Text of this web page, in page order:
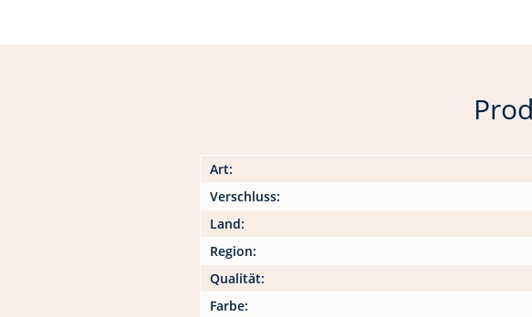
Art:
Verschluss:
Land:
Region:
Qualität:
Farbe: